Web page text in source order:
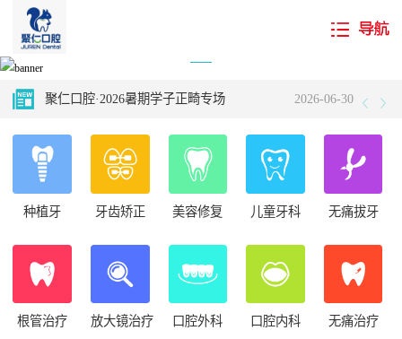
聚仁口腔·2026暑期学子正畸专场 2026-06-30
聚仁科普小栈——牙结石如何入侵牙齿的？看完你还敢不认真刷牙吗！ 2025-02-14
2024-10-23
怎样避免牙齿矫正失败？～一个日本人的经验谈 2026-07-21
聚仁口腔·2026暑期学子正畸专场 2026-06-30
种植牙 牙齿矫正 美容修复 儿童牙科 无痛拔牙
根管治疗 放大镜治疗 口腔外科 口腔内科 无痛治疗